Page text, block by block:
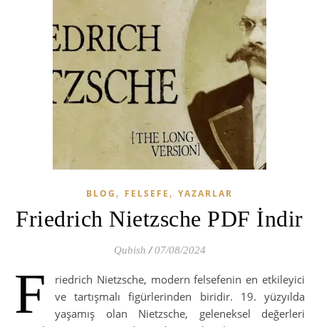
BLOG , FELSEFE , YAZARLAR
Friedrich Nietzsche PDF İndir
Qubish / 07/08/2024
F
riedrich Nietzsche, modern felsefenin en etkileyici
ve tartışmalı figürlerinden biridir. 19. yüzyılda
yaşamış olan Nietzsche, geleneksel değerleri